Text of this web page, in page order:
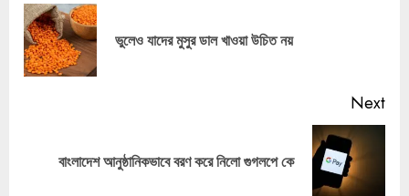
Reading
ভুলেও যাদের মুসুর ডাল খাওয়া উচিত নয়
Next
Nextবাংলাদেশ আনুষ্ঠানিকভাবে বরণ করে নিলো গুগলপে কে